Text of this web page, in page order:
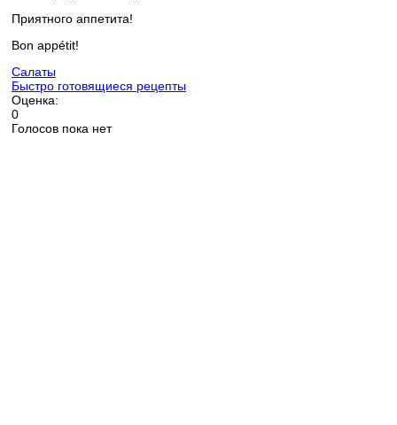
Приятного аппетита!
Bon appétit!
Салаты
Быстро готовящиеся рецепты
Оценка:
0
Голосов пока нет